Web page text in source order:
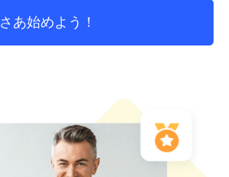
さあ始めよう！